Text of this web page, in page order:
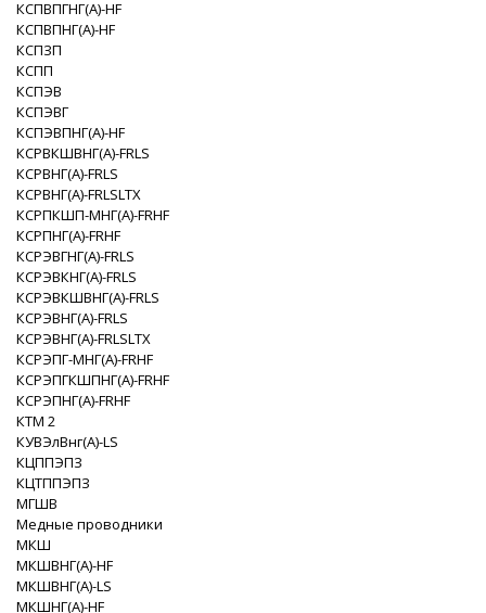
КСПВПГНГ(A)-HF
КСПВПНГ(A)-HF
КСПЗП
КСПП
КСПЭВ
КСПЭВГ
КСПЭВПНГ(A)-HF
КСРВКШВНГ(A)-FRLS
КСРВНГ(A)-FRLS
КСРВНГ(A)-FRLSLTX
КСРПКШП-МНГ(A)-FRHF
КСРПНГ(A)-FRHF
КСРЭВГНГ(A)-FRLS
КСРЭВКНГ(A)-FRLS
КСРЭВКШВНГ(A)-FRLS
КСРЭВНГ(A)-FRLS
КСРЭВНГ(A)-FRLSLTX
КСРЭПГ-МНГ(A)-FRHF
КСРЭПГКШПНГ(A)-FRHF
КСРЭПНГ(A)-FRHF
КТМ 2
КУВЭлВнг(А)-LS
КЦППЭПЗ
КЦТППЭПЗ
МГШВ
Медные проводники
МКШ
МКШВНГ(A)-HF
МКШВНГ(A)-LS
МКШНГ(A)-HF